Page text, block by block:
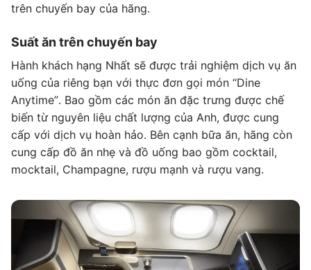
trên chuyến bay của hãng.
Suất ăn trên chuyến bay
Hành khách hạng Nhất sẽ được trải nghiệm dịch vụ ăn
uống của riêng bạn với thực đơn gọi món “Dine
Anytime”. Bao gồm các món ăn đặc trưng được chế
biến từ nguyên liệu chất lượng của Anh, được cung
cấp với dịch vụ hoàn hảo. Bên cạnh bữa ăn, hãng còn
cung cấp đồ ăn nhẹ và đồ uống bao gồm cocktail,
mocktail, Champagne, rượu mạnh và rượu vang.